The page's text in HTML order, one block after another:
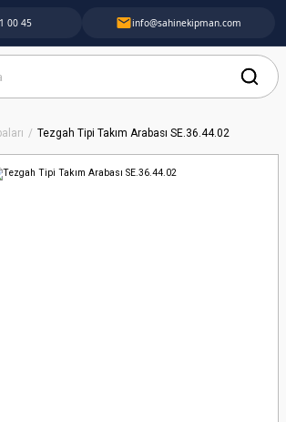
Tezgah Tipi Takım Arabası SE.36.44.02
00 45 info@sahinekipman.com